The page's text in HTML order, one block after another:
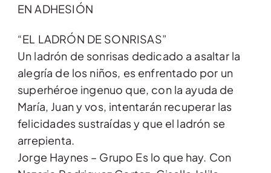
EN ADHESIÓN
“EL LADRÓN DE SONRISAS”
Un ladrón de sonrisas dedicado a asaltar la
alegría de los niños, es enfrentado por un
superhéroe ingenuo que, con la ayuda de
María, Juan y vos, intentarán recuperar las
felicidades sustraídas y que el ladrón se
arrepienta.
Jorge Haynes – Grupo Es lo que hay. Con